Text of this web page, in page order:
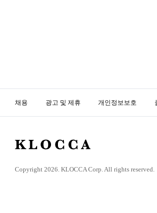
채용 광고 및 제휴 개인정보보호
K
O
Copyright 2026. KLOCCA Corp. All rights reserved.